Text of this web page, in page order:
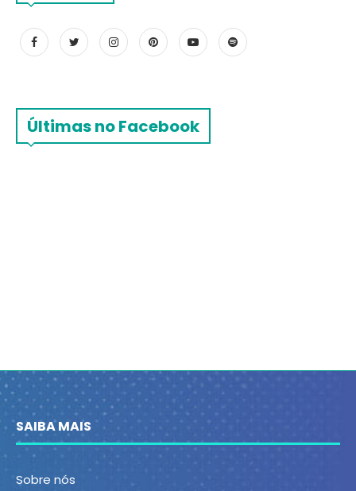
Últimas no Facebook
SAIBA MAIS
Sobre nós